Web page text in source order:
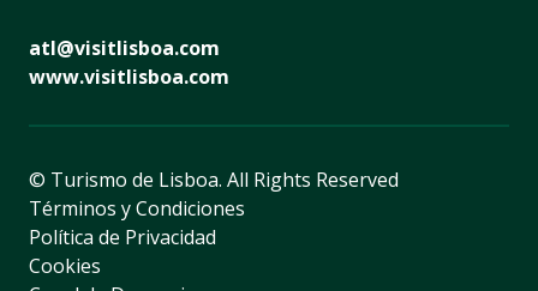
atl@visitlisboa.com
www.visitlisboa.com
© Turismo de Lisboa. All Rights Reserved
Términos y Condiciones
Política de Privacidad
Cookies